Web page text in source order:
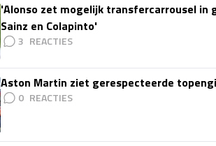
'Alonso zet mogelijk transfercarrousel in
Sainz en Colapinto'
3
Aston Martin ziet gerespecteerde
0